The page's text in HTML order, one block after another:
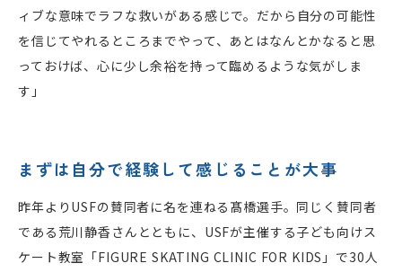
ィブな意味でラフな救いがある感じで。だから自分の可能性
を信じてやれるところまでやって、あとはなんとかなると思
っておけば、心に少し余裕を持って臨めるような気がしま
す」
まずは自分で経験して感じることが大事
昨年よりUSFの賛同者に名を連ねる髙橋選手。同じく賛同者
である荒川静香さんとともに、USFが主催する子ども向けス
ケート教室「FIGURE SKATING CLINIC FOR KIDS」で30人